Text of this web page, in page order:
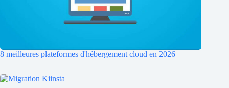
8 meilleures plateformes d'hébergement cloud en 2026